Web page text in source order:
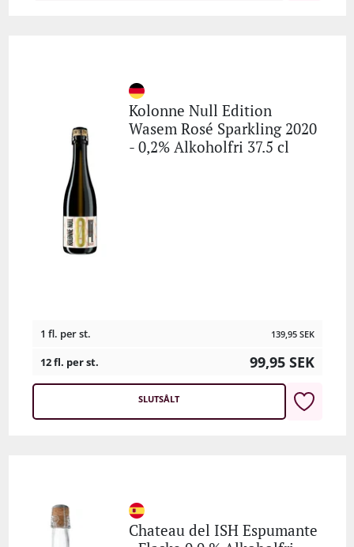
Kolonne Null Edition
Wasem Rosé Sparkling 2020
- 0,2% Alkoholfri 37.5 cl
1 fl. per st. 139,95 SEK
12 fl. per st. 99,95 SEK
SLUTSÅLT
Chateau del ISH Espumante